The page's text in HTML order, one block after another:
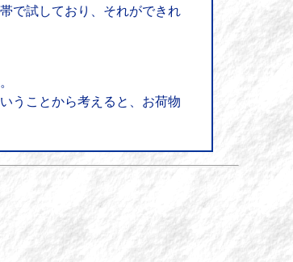
で試しており、それができれ
うことから考えると、お荷物